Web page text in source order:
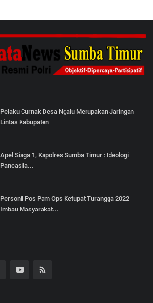
Pelaku Curnak Desa Ngalu Merupakan Jaringan
Lintas Kabupaten
Apel Siaga 1, Kapolres Sumba Timur : Ideologi
Pancasila...
Personil Pos Pam Ops Ketupat Turangga 2022
Imbau Masyarakat...